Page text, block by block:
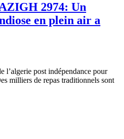
2974: Un
en plein air a
l’algerie post indépendance pour
milliers de repas traditionnels sont